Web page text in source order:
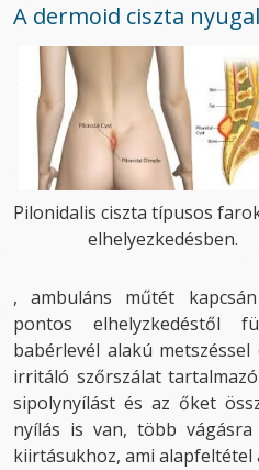
A dermoid ciszta
Pilonidalis ciszta típusos
elhelyezkedésben.
, ambuláns műtét
pontos elhelyzkedéstől
babérlevél alakú
irritáló szőrszálat tartalmazó
sipolynyílást és az őket
nyílás is van, több
kiirtásukhoz, ami alapfeltétel